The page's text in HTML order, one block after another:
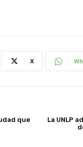
X
que
La UNLP